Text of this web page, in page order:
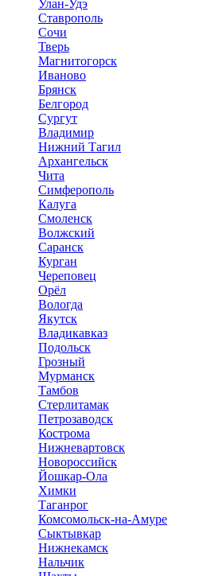
Улан-Удэ
Ставрополь
Сочи
Тверь
Магнитогорск
Иваново
Брянск
Белгород
Сургут
Владимир
Нижний Тагил
Архангельск
Чита
Симферополь
Калуга
Смоленск
Волжский
Саранск
Курган
Череповец
Орёл
Вологда
Якутск
Владикавказ
Подольск
Грозный
Мурманск
Тамбов
Стерлитамак
Петрозаводск
Кострома
Нижневартовск
Новороссийск
Йошкар-Ола
Химки
Таганрог
Комсомольск-на-Амуре
Сыктывкар
Нижнекамск
Нальчик